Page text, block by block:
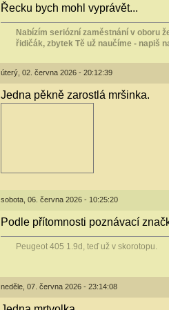
Řecku bych mohl vyprávět...
Nabízím seriózní zaměstnání v oboru
řidičák, zbytek Tě už naučíme - napiš
úterý, 02. června 2026 - 20:12:39
Jedna pěkně zarostlá mršinka.
sobota, 06. června 2026 - 10:25:20
Podle přítomnosti poznávací
Peugeot 405 1.9d, teď už v skorotopu.
neděle, 07. června 2026 - 23:14:08